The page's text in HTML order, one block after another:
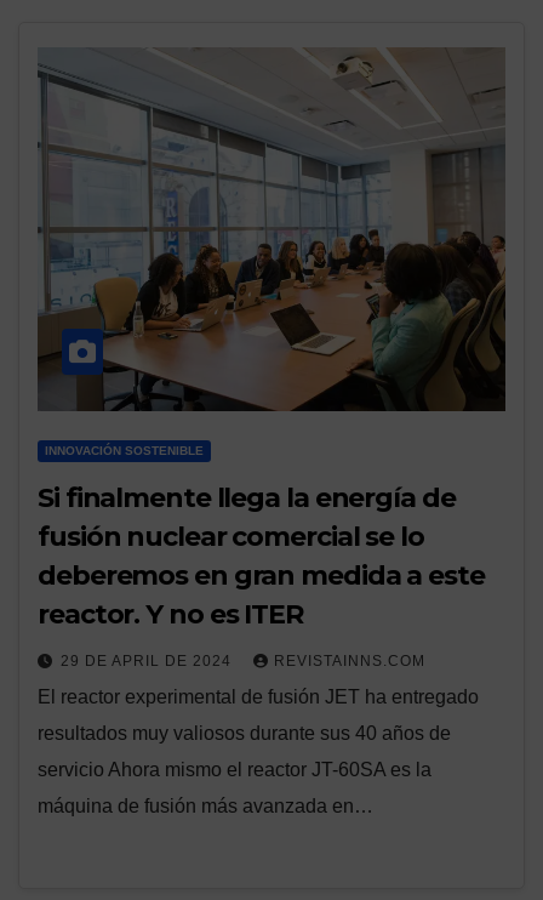
INNOVACIÓN SOSTENIBLE
Si finalmente llega la energía de
fusión nuclear comercial se lo
deberemos en gran medida a este
reactor. Y no es ITER
29 DE APRIL DE 2024 REVISTAINNS.COM
El reactor experimental de fusión JET ha entregado
resultados muy valiosos durante sus 40 años de
servicio Ahora mismo el reactor JT-60SA es la
máquina de fusión más avanzada en…